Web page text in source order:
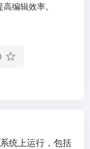
编辑效率。
统上运行，包括